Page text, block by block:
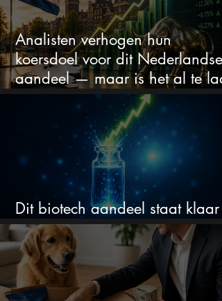
Analisten verhogen hun
koersdoel voor dit Nederlandse
aandeel — maar is het al te laat
om in te stappen?
Dit biotech aandeel staat klaar
voor een flinke rally